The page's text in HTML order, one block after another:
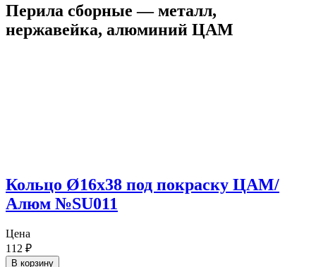
Перила сборные — металл,
нержавейка, алюминий ЦАМ
Кольцо Ø16х38 под покраску ЦАМ/
Алюм №SU011
Цена
112 ₽
В корзину